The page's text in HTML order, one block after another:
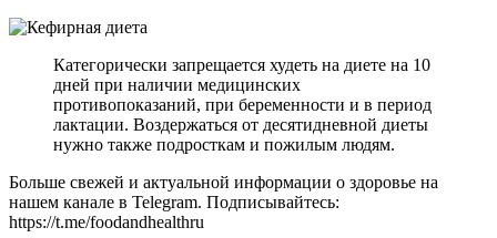
Категорически запрещается худеть на диете на 10
дней при наличии медицинских
противопоказаний, при беременности и в период
лактации. Воздержаться от десятидневной диеты
нужно также подросткам и пожилым людям.
Больше свежей и актуальной информации о здоровье на
нашем канале в Telegram. Подписывайтесь:
https://t.me/foodandhealthru